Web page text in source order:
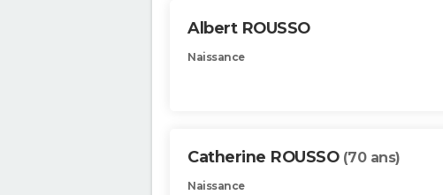
Albert ROUSSO
Naissance
Catherine ROUSSO (70 ans)
Naissance